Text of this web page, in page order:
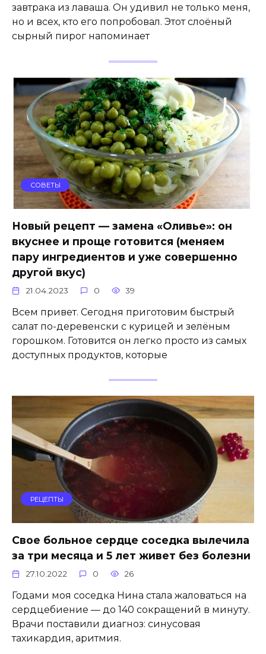
завтрака из лаваша. Он удивил не только меня,
но и всех, кто его попробовал. Этот слоёный
сырный пирог напоминает
СОВЕТЫ
Новый рецепт — замена «Оливье»: он
вкуснее и проще готовится (меняем
пару ингредиентов и уже совершенно
другой вкус)
21.04.2023 0 39
Всем привет. Сегодня приготовим быстрый
салат по-деревенски с курицей и зелёным
горошком. Готовится он легко просто из самых
доступных продуктов, которые
РЕЦЕПТЫ
Свое больное сердце соседка вылечила
за три месяца и 5 лет живет без болезни
27.10.2022 0 26
Годами моя соседка Нина стала жаловаться на
сердцебиение — до 140 сокращений в минуту.
Врачи поставили диагноз: синусовая
тахикардия, аритмия.